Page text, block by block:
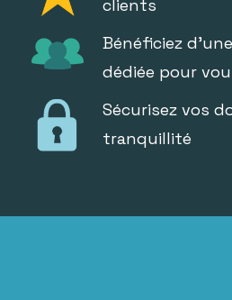
clients
Bénéficiez
dédiée pour
Sécurisez vos
tranquillité